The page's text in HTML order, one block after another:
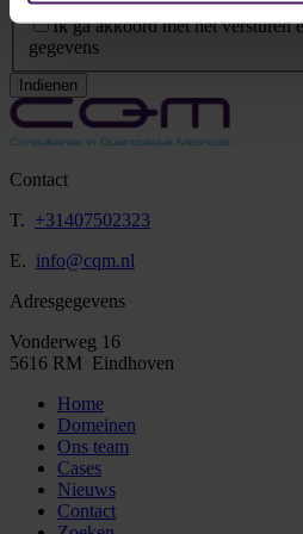
Privacy Statement*
Ik ga akkoord met het versturen
gegevens
Indienen
Contact
T. +31407502323
E. info@cqm.nl
Adresgegevens
Vonderweg 16
5616 RM Eindhoven
Home
Domeinen
Ons team
Cases
Nieuws
Contact